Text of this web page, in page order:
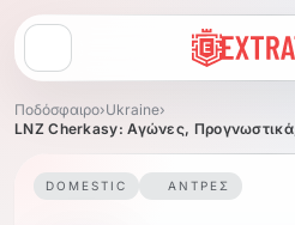
Άνοιγμα μενού
Ποδόσφαιρο›Ukraine›
LNZ Cherkasy: Αγώνες,
DOMESTIC ΆΝΤΡΕΣ